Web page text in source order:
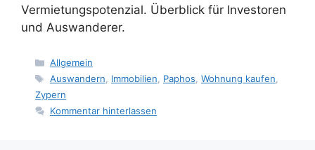
Vermietungspotenzial. Überblick für Investoren
und Auswanderer.
Kategorien
Allgemein
Schlagwörter
Auswandern, Immobilien, Paphos, Wohnung kaufen,
Zypern
Kommentar hinterlassen